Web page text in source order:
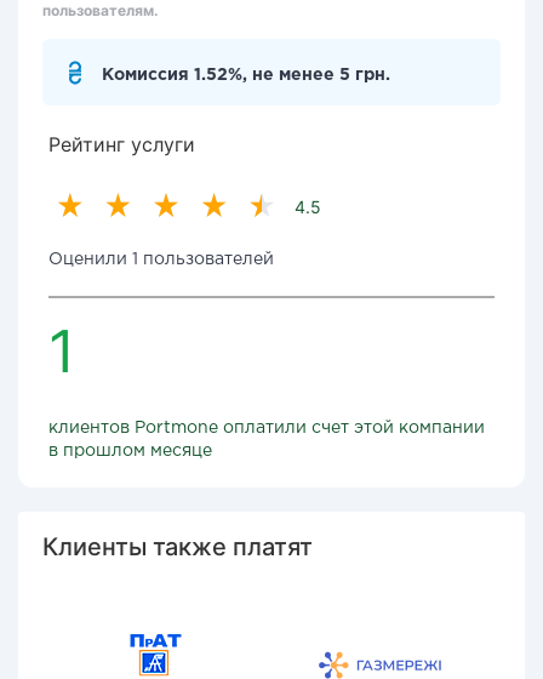
пользователям.
Комиссия 1.52%, не менее 5 грн.
Рейтинг услуги
4.5
Оценили 1 пользователей
1
клиентов Portmone оплатили счет этой компании
в прошлом месяце
Клиенты также платят